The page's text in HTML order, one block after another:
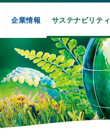
企業情報 サステナビリティ